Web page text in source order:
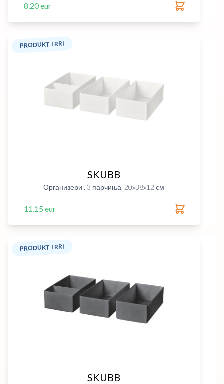
8.20 eur
PRODUKT I RRI
SKUBB
Организери , 3 парчиња, 20x38x12 см
11.15 eur
PRODUKT I RRI
SKUBB